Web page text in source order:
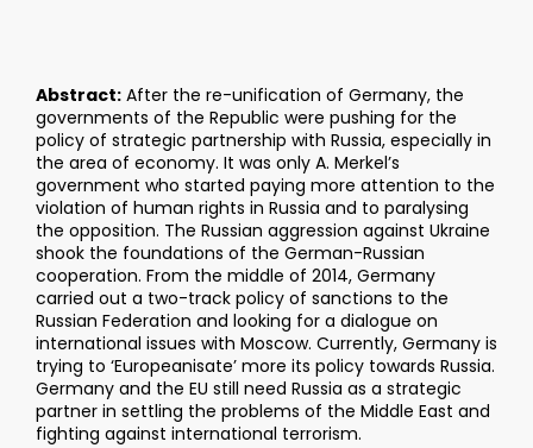
Abstract: After the re-unification of Germany, the
governments of the Republic were pushing for the
policy of strategic partnership with Russia, especially in
the area of economy. It was only A. Merkel’s
government who started paying more attention to the
violation of human rights in Russia and to paralysing
the opposition. The Russian aggression against Ukraine
shook the foundations of the German-Russian
cooperation. From the middle of 2014, Germany
carried out a two-track policy of sanctions to the
Russian Federation and looking for a dialogue on
international issues with Moscow. Currently, Germany is
trying to ‘Europeanisate’ more its policy towards Russia.
Germany and the EU still need Russia as a strategic
partner in settling the problems of the Middle East and
fighting against international terrorism.